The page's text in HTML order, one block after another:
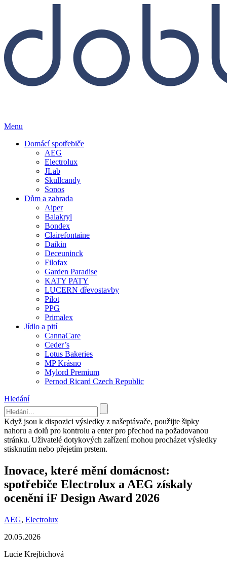
Menu
Domácí spotřebiče
AEG
Electrolux
JLab
Skullcandy
Sonos
Dům a zahrada
Aiper
Balakryl
Bondex
Clairefontaine
Daikin
Deceuninck
Filofax
Garden Paradise
KATY PATY
LUCERN dřevostavby
Pilot
PPG
Primalex
Jídlo a pití
CannaCare
Ceder’s
Lotus Bakeries
MP Krásno
Mylord Premium
Pernod Ricard Czech Republic
Hledání
Když jsou k dispozici výsledky z našeptávače, použijte šipky
nahoru a dolů pro kontrolu a enter pro přechod na požadovanou
stránku. Uživatelé dotykových zařízení mohou procházet výsledky
stisknutím nebo přejetím prstem.
Inovace, které mění domácnost:
spotřebiče Electrolux a AEG získaly
ocenění iF Design Award 2026
AEG, Electrolux
20.05.2026
Lucie Krejbichová